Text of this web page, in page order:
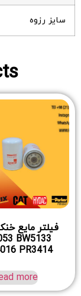
سایز رزوه
فیلتر مایع
BW5133
PR3414
more